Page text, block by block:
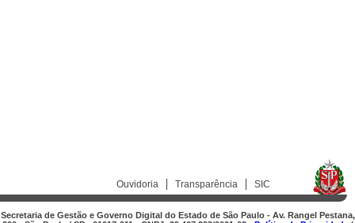
Ouvidoria Transparência SIC
Secretaria de Gestão e Governo Digital do Estado de São Paulo - Av. Rangel Pestana,